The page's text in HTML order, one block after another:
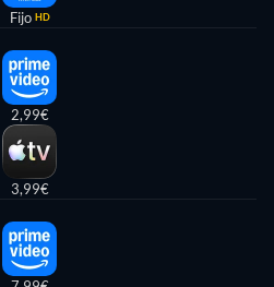
Fijo HD
2,99€
3,99€